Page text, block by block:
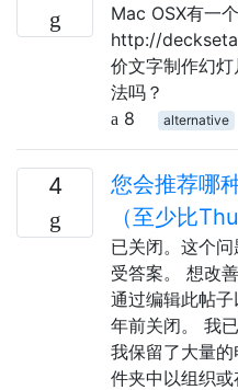
Mac OSX有一
http://
价文字制作幻
法吗？
8
alternative
4
您会推荐哪
（至少比
已关闭。这个
受答案。 想改
通过编辑此帖
年前关闭。 我
我保留了大量
件夹中以组织